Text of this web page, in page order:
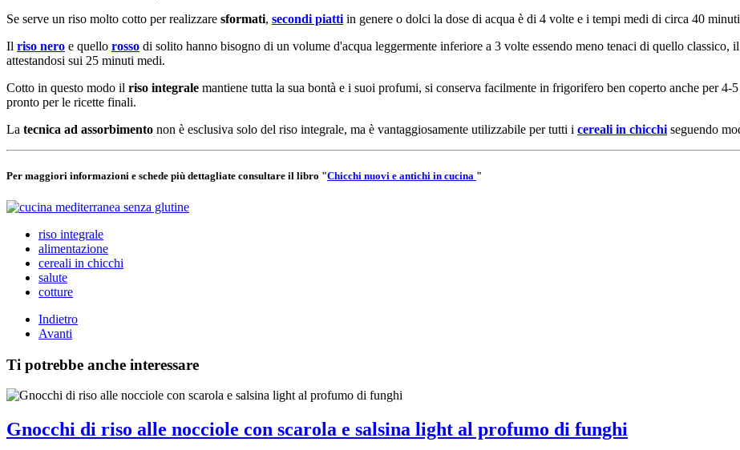
Se serve un riso molto cotto per realizzare sformati, secondi piattiin genere o dolci la dose di acqua è di 4 volte e i tempi medi di circa 40
Il riso nero e quello rosso di solito hanno bisogno di un volume d'acqua leggermente inferiore a 3 volte essendo meno tenaci di quello classico, il
attestandosi sui 25 minuti medi.
Cotto in questo modo il riso integrale mantiene tutta la sua bontà e i suoi profumi, si conserva facilmente in frigorifero ben coperto anche per
pronto per le ricette finali.
La tecnica ad assorbimento non è esclusiva solo del riso integrale, ma è vantaggiosamente utilizzabile per tutti i cereali in chicchiseguendo
Per maggiori informazioni e schede più dettagliate consultare il libro "Chicchi nuovi e antichi in cucina "
riso integrale
alimentazione
cereali in chicchi
salute
cotture
Indietro
Avanti
Ti potrebbe anche interessare
Gnocchi di riso alle nocciole con scarola e salsina light al profumo di funghi